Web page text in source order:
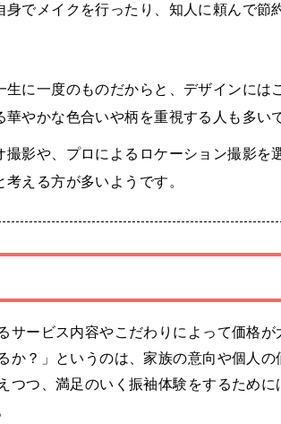
身でメイクを行ったり、知人に頼んで節
生に一度のものだからと、デザインには
やかな色合いや柄を重視する人も多い
撮影や、プロによるロケーション撮影を
える方が多いようです。
サービス内容やこだわりによって価格が
か？」というのは、家族の意向や個人
つつ、満足のいく振袖体験をするため